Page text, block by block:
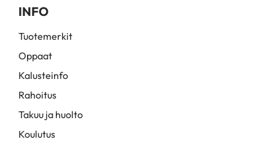
INFO
Tuotemerkit
Oppaat
Kalusteinfo
Rahoitus
Takuu ja huolto
Koulutus